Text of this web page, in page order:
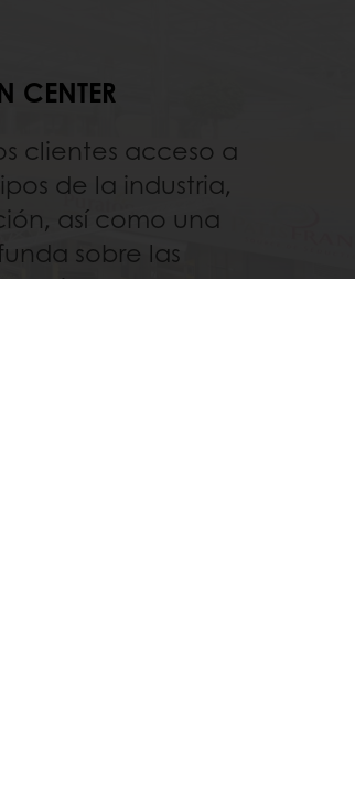
CENTER
clientes acceso a
de la industria,
así como una
sobre las